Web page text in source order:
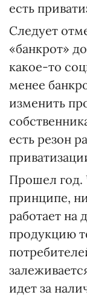
есть
Следует
«банкрот»
какое-то
менее
изменить
есть резон
Прошел год.
принципе,
работает на
продукцию
идет за